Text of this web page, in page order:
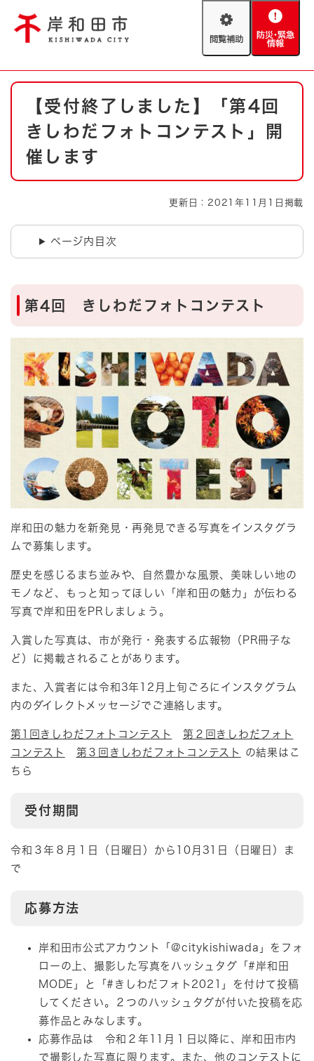
閲
助
防
緊
情
やさしい日本語
文字サイズ 標準
防災・緊急情報 救急・消防
ハザードマップ AED設置箇所
本
【受付終了しました】「第4回
きしわだフォトコンテスト」開
催します
更新日：2021年11月1日掲載
ページ内目次
第4回 きしわだフォトコンテスト
岸和田の魅力を新発見・再発見できる写真をインスタグラ
ムで募集します。
歴史を感じるまち並みや、自然豊かな風景、美味しい地の
モノなど、もっと知ってほしい「岸和田の魅力」が伝わる
写真で岸和田をPRしましょう。
入賞した写真は、市が発行・発表する広報物（PR冊子な
ど）に掲載されることがあります。
また、入賞者には令和3年12月上旬ごろにインスタグラム
内のダイレクトメッセージでご連絡します。
第1回きしわだフォトコンテスト
第２回きしわだフォト
コンテスト
第３回きしわだフォトコンテスト
の結果はこ
ちら
受付期間
令和３年８月１日（日曜日）から10月31日（日曜日）ま
で
応募方法
岸和田市公式アカウント「@citykishiwada」をフォ
ローの上、撮影した写真をハッシュタグ「#岸和田
MODE」と「#きしわだフォト2021」を付けて投稿
してください。２つのハッシュタグが付いた投稿を応
募作品とみなします。
応募作品は 令和２年11月１日以降に、岸和田市内
で撮影した写真に限ります。また、他のコンテストに